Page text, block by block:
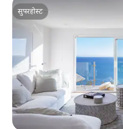
सुपरहोस्ट
सुपरहोस्ट